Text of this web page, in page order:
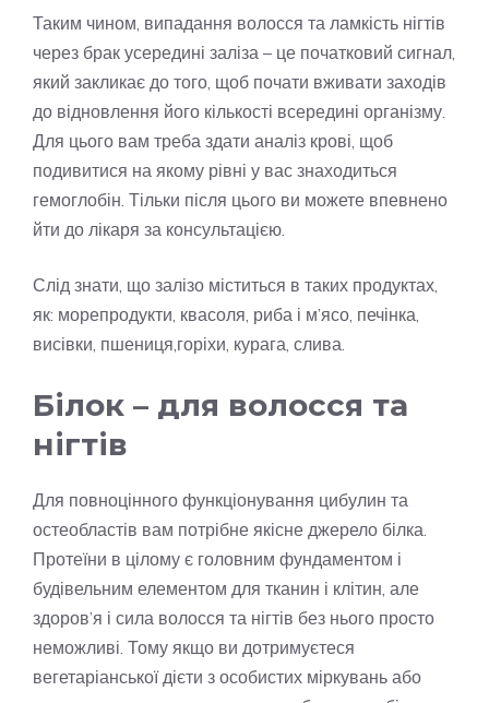
Таким чином, випадання волосся та ламкість нігтів
через брак усередині заліза – це початковий сигнал,
який закликає до того, щоб почати вживати заходів
до відновлення його кількості всередині організму.
Для цього вам треба здати аналіз крові, щоб
подивитися на якому рівні у вас знаходиться
гемоглобін. Тільки після цього ви можете впевнено
йти до лікаря за консультацією.
Слід знати, що залізо міститься в таких продуктах,
як: морепродукти, квасоля, риба і м’ясо, печінка,
висівки, пшениця,горіхи, курага, слива.
Білок – для волосся та
нігтів
Для повноцінного функціонування цибулин та
остеобластів вам потрібне якісне джерело білка.
Протеїни в цілому є головним фундаментом і
будівельним елементом для тканин і клітин, але
здоров’я і сила волосся та нігтів без нього просто
неможливі. Тому якщо ви дотримуєтеся
вегетаріанської дієти з особистих міркувань або